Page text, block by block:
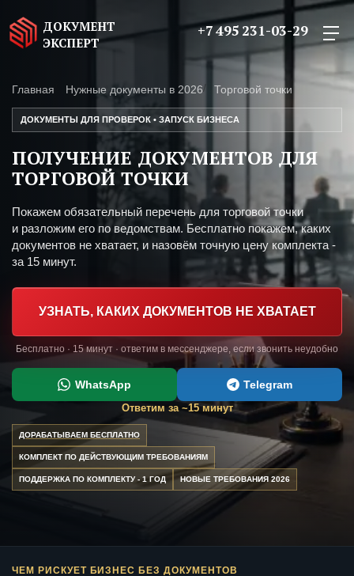
ДОКУМЕНТ
ЭКСПЕРТ
+7 495 231-03-29
Главная Нужные документы в 2026 Торговой точки
ДОКУМЕНТЫ ДЛЯ ПРОВЕРОК • ЗАПУСК БИЗНЕСА
ПОЛУЧЕНИЕ ДОКУМЕНТОВ ДЛЯ
ТОРГОВОЙ ТОЧКИ
Покажем обязательный перечень для торговой точки
и разложим его по ведомствам. Бесплатно покажем, каких
документов не хватает, и назовём точную цену комплекта -
за 15 минут.
УЗНАТЬ, КАКИХ ДОКУМЕНТОВ НЕ ХВАТАЕТ
Бесплатно · 15 минут · ответим в мессенджере, если звонить неудобно
WhatsApp Telegram
Ответим за ~15 минут
ДОРАБАТЫВАЕМ БЕСПЛАТНО
КОМПЛЕКТ ПО ДЕЙСТВУЮЩИМ ТРЕБОВАНИЯМ
ПОДДЕРЖКА ПО КОМПЛЕКТУ - 1 ГОД НОВЫЕ ТРЕБОВАНИЯ 2026
ЧЕМ РИСКУЕТ БИЗНЕС БЕЗ ДОКУМЕНТОВ